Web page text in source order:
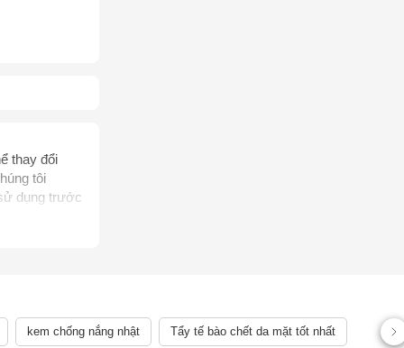
thay đổi
tôi
dụng trước
thể
về sản
kem chống nắng nhật Tẩy tế bào chết da mặt tốt nhất